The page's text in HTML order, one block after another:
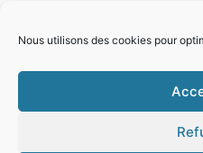
Nous utilisons des cookies pour
Politique de